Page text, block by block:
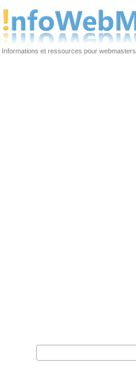
Informations et ressources pour webmasters